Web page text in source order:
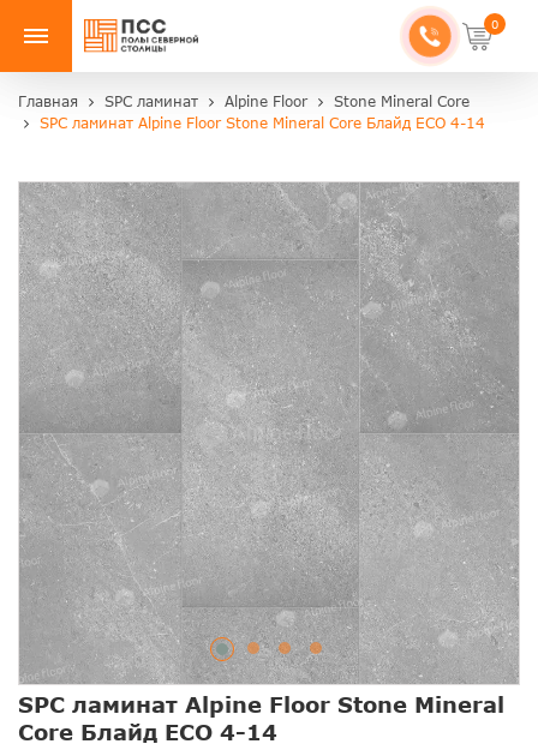
0
Главная SPC ламинат Alpine Floor
Stone Mineral Core
SPC ламинат Alpine Floor Stone Mineral Core Блайд ЕСО 4-14
SPC ламинат Alpine Floor Stone Mineral
Core Блайд ЕСО 4-14